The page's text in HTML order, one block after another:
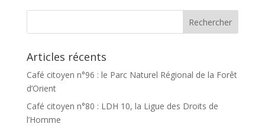
Articles récents
Café citoyen n°96 : le Parc Naturel Régional de la Forêt
d’Orient
Café citoyen n°80 : LDH 10, la Ligue des Droits de
l’Homme